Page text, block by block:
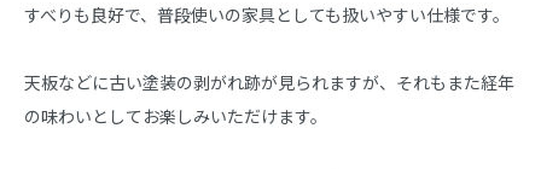
すべりも良好で、普段使いの家具としても扱いやすい仕様です。
天板などに古い塗装の剥がれ跡が見られますが、それもまた経年
の味わいとしてお楽しみいただけます。